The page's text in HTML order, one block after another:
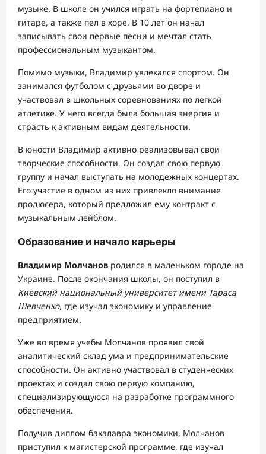
музыке. В школе он учился играть на фортепиано и
гитаре, а также пел в хоре. В 10 лет он начал
записывать свои первые песни и мечтал стать
профессиональным музыкантом.
Помимо музыки, Владимир увлекался спортом. Он
занимался футболом с друзьями во дворе и
участвовал в школьных соревнованиях по легкой
атлетике. У него всегда была большая энергия и
страсть к активным видам деятельности.
В юности Владимир активно реализовывал свои
творческие способности. Он создал свою первую
группу и начал выступать на молодежных концертах.
Его участие в одном из них привлекло внимание
продюсера, который предложил ему контракт с
музыкальным лейблом.
Образование и начало карьеры
Владимир Молчанов родился в маленьком городе на
Украине. После окончания школы, он поступил в
Киевский национальный университет имени Тараса
Шевченко, где изучал экономику и управление
предприятием.
Уже во время учебы Молчанов проявил свой
аналитический склад ума и предпринимательские
способности. Он активно участвовал в студенческих
проектах и создал свою первую компанию,
специализирующуюся на разработке программного
обеспечения.
Получив диплом бакалавра экономики, Молчанов
приступил к магистерской программе, где изучал